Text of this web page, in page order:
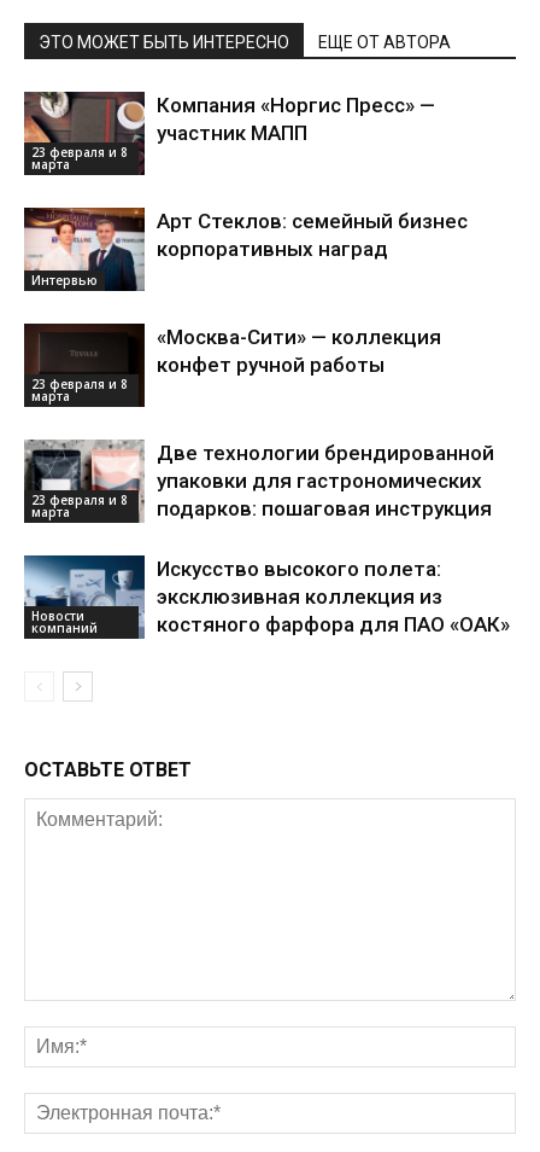
ЭТО МОЖЕТ БЫТЬ ИНТЕРЕСНО ЕЩЕ ОТ АВТОРА
23 февраля и 8
марта
Компания «Норгис Пресс» —
участник МАПП
Интервью
Арт Стеклов: семейный бизнес
корпоративных наград
23 февраля и 8
марта
«Москва-Сити» — коллекция
конфет ручной работы
23 февраля и 8
марта
Две технологии брендированной
упаковки для гастрономических
подарков: пошаговая инструкция
Новости
компаний
Искусство высокого полета:
эксклюзивная коллекция из
костяного фарфора для ПАО «ОАК»
ОСТАВЬТЕ ОТВЕТ